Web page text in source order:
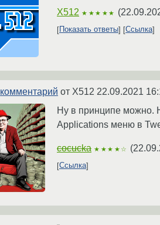
X512 ★★★★★ (
Показать ответы Ссылка
комментарий от X512 22.09.2021
Ну в принципе можно.
Applications меню в
cocucka ★★★★☆ (
Ссылка